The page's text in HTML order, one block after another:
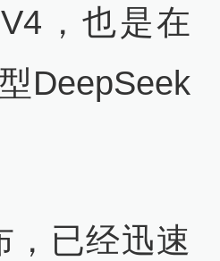
，也是在
DeepSeek
，已经迅速